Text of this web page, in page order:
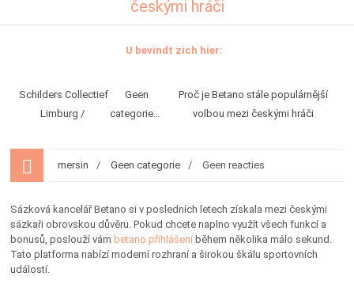
českými hráči
U bevindt zich hier:
Schilders Collectief
Limburg
Geen
categorie
Proč je Betano stále populárnější
volbou mezi českými hráči
mersin Geen categorie Geen reacties
Sázková kancelář Betano si v posledních letech získala mezi českými
sázkaři obrovskou důvěru. Pokud chcete naplno využít všech funkcí a
bonusů, poslouží vám betano přihlášeníběhem několika málo sekund.
Tato platforma nabízí moderní rozhraní a širokou škálu sportovních
událostí.